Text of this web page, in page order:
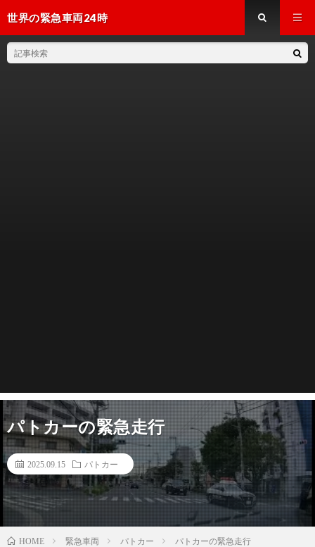
世界の緊急車両24時
パトカーの緊急走行
2025.09.15 パトカー
HOME 緊急車両 パトカー パトカーの緊急走行